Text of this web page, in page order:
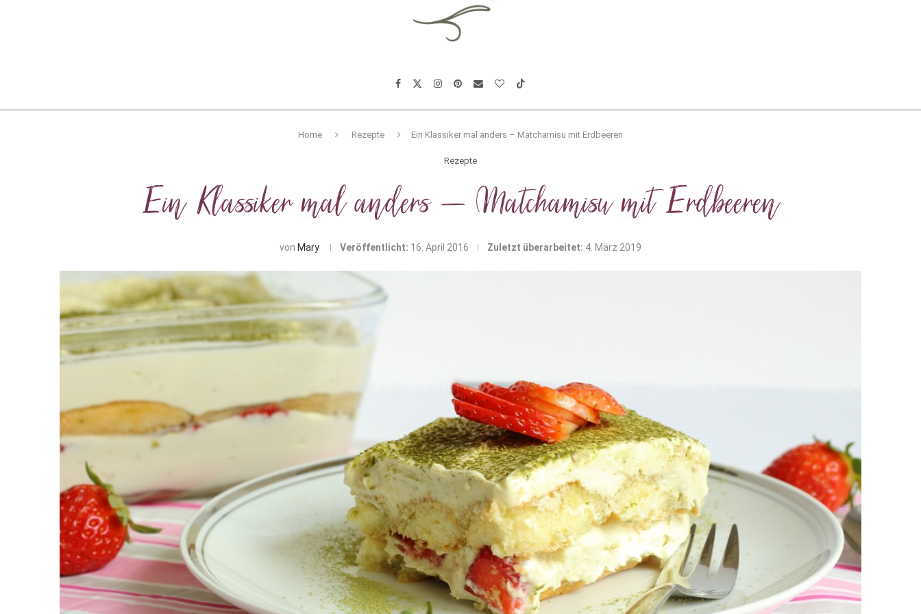
Home Rezepte Ein Klassiker mal anders – Matchamisu mit Erdbeeren
Rezepte
Ein Klassiker mal anders – Matchamisu mit Erdbeeren
von Mary Veröffentlicht: 16. April 2016 Zuletzt überarbeitet: 4. März 2019